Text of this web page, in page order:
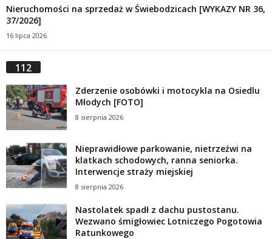
Nieruchomości na sprzedaż w Świebodzicach [WYKAZY NR 36,
37/2026]
16 lipca 2026
112
Zderzenie osobówki i motocykla na Osiedlu
Młodych [FOTO]
8 sierpnia 2026
Nieprawidłowe parkowanie, nietrzeźwi na
klatkach schodowych, ranna seniorka.
Interwencje straży miejskiej
8 sierpnia 2026
Nastolatek spadł z dachu pustostanu.
Wezwano śmigłowiec Lotniczego Pogotowia
Ratunkowego